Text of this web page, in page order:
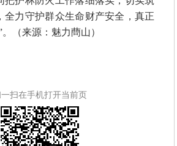
全力守护群众生命财产安全，真正
（来源：魅力蔄山）
扫在手机打开当前页